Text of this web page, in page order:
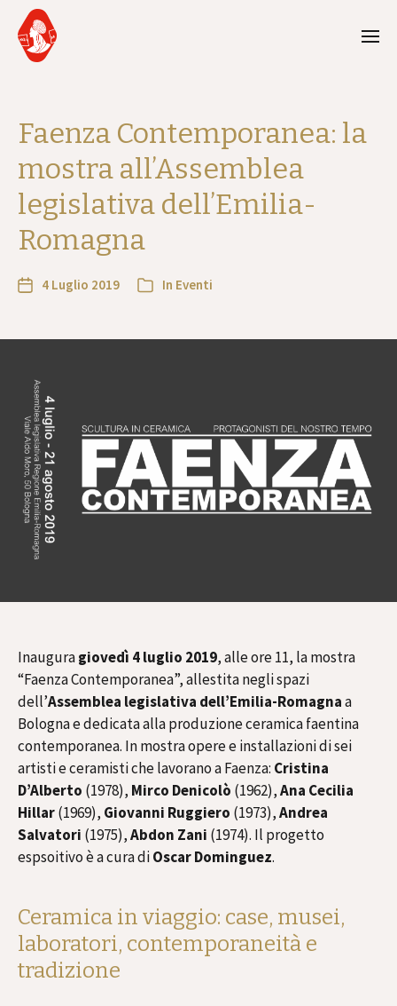
Faenza Contemporanea: la
mostra all’Assemblea
legislativa dell’Emilia-
Romagna
4 Luglio 2019 In Eventi
Inauguragiovedì 4 luglio 2019, alle ore 11, la mostra
“Faenza Contemporanea”, allestita negli spazi
dell’Assemblea legislativa dell’Emilia-Romagnaa
Bologna e dedicata alla produzione ceramica faentina
contemporanea. In mostra opere e installazioni di sei
artisti e ceramisti che lavorano a Faenza: Cristina
D’Alberto (1978), Mirco Denicolò (1962),Ana Cecilia
Hillar(1969), Giovanni Ruggiero (1973),Andrea
Salvatori (1975),Abdon Zani (1974). Il progetto
espsoitivo è a cura diOscar Dominguez.
Ceramica in viaggio: case, musei,
laboratori, contemporaneità e
tradizione